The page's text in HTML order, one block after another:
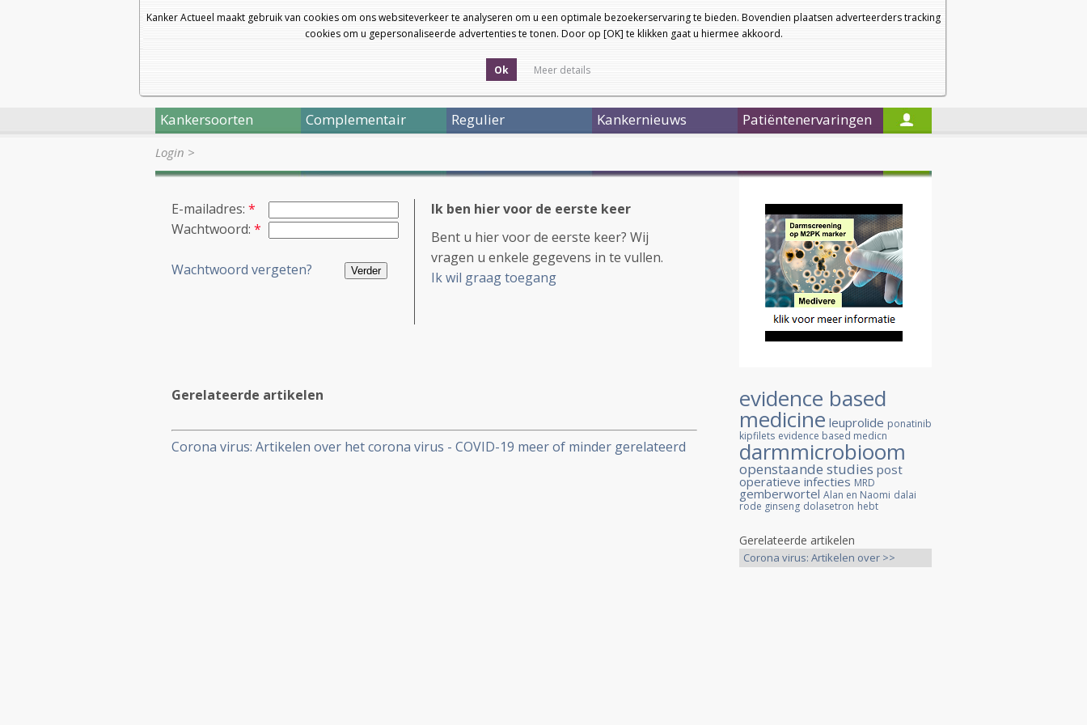
Kanker Actueel maakt gebruik van cookies om ons websiteverkeer te analyseren om u een optimale bezoekerservaring te bieden. Bovendien plaatsen adverteerders tracking
cookies om u gepersonaliseerde advertenties te tonen. Door op [OK] te klikken gaat u hiermee akkoord.
Ok Meer details
a
a
Nieuwsbrief
Startpagina
Kankersoorten Complementair Regulier Kankernieuws Patiëntenervaringen
Login >
E-mailadres: *
Wachtwoord: *
Wachtwoord vergeten?
Ik ben hier voor de eerste keer
Bent u hier voor de eerste keer? Wij
vragen u enkele gegevens in te vullen.
Ik wil graag toegang
Gerelateerde artikelen
Corona virus: Artikelen over het corona virus - COVID-19 meer of minder gerelateerd
evidence based
medicine leuprolide ponatinib
kipfilets evidence based medicn
darmmicrobioom
openstaande studies post
operatieve infecties MRD
gemberwortel Alan en Naomi dalai
rode ginseng dolasetron hebt
Gerelateerde artikelen
Corona virus: Artikelen over >>